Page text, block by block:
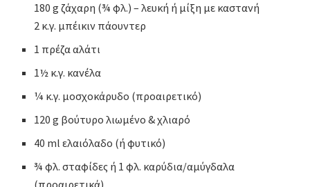
180 g ζάχαρη (¾ φλ.) – λευκή ή μίξη με καστανή
2 κ.γ. μπέικιν πάουντερ
1 πρέζα αλάτι
1½ κ.γ. κανέλα
¼ κ.γ. μοσχοκάρυδο (προαιρετικό)
120 g βούτυρο λιωμένο & χλιαρό
40 ml ελαιόλαδο (ή φυτικό)
¾ φλ. σταφίδες ή 1 φλ. καρύδια/αμύγδαλα